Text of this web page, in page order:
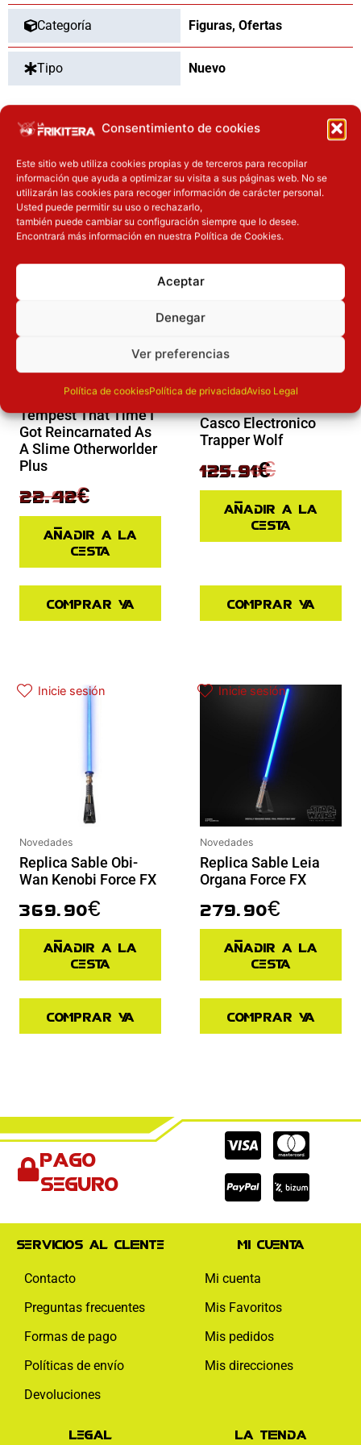
Consentimiento de cookies
Este sitio web utiliza cookies propias y de terceros para recopilar
información que ayuda a optimizar su visita a sus páginas web. No se
utilizarán las cookies para recoger información de carácter personal.
Usted puede permitir su uso o rechazarlo,
también puede cambiar su configuración siempre que lo desee.
Encontrará más información en nuestra Política de Cookies.
Aceptar
Denegar
Ver preferencias
Política de cookiesPolítica de privacidadAviso Legal
Categoría Figuras, Ofertas
Tipo Nuevo
OTROS PRODUCTOS QUE TE
PUEDEN INTERESAR
Inicie sesión
Novedades
Figura Rimuru
Tempest That Time I
Got Reincarnated As
A Slime Otherworlder
Plus
29.90€
El precio original era: 29.90€.
22.42€
El precio actual es: 22.42€.
Añadir a la
cesta
Comprar ya
Inicie sesión
Casco Electronico
Trapper Wolf
139.90€
125.91€
El precio actual es: 125.91€.
Añadir a la
cesta
Comprar ya
Inicie sesión
Novedades
Replica Sable Obi-
Wan Kenobi Force FX
369.90€
Añadir a la
cesta
Comprar ya
Inicie sesión
Novedades
Replica Sable Leia
Organa Force FX
279.90€
Añadir a la
cesta
Comprar ya
Pago
seguro
Cc-
visa
Cc-
Cc-
paypal
Servicios al cliente
Contacto
Preguntas frecuentes
Formas de pago
Políticas de envío
Devoluciones
Mi cuenta
Mi cuenta
Mis Favoritos
Mis pedidos
Mis direcciones
Legal La tienda